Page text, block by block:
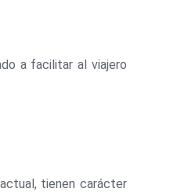
a facilitar al viajero
tienen carácter